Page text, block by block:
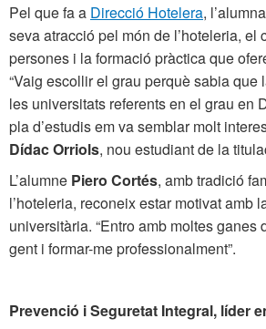
Pel que fa a Direcció Hotelera,
seva atracció pel món de l’hoteleria, el
persones i la formació pràctica que
“Vaig escollir el grau perquè sabia que
les universitats referents en el grau en
pla d’estudis em va semblar molt
Dídac Orriols, nou estudiant de la
L’alumne Piero Cortés, amb tradició
l’hoteleria, reconeix estar motivat amb
universitària. “Entro amb moltes ganes
gent i formar-me professionalment”.
Prevenció i Seguretat Integral, líder